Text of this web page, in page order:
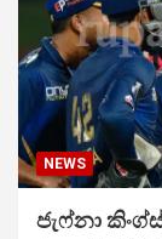
NEWS
ජැෆ්නා